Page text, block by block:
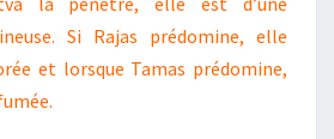
Si Rajas prédomine, elle
et lorsque Tamas prédomine,